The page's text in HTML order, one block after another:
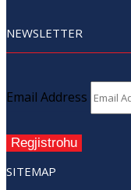
NEWSLETTER
Email Address
Regjistrohu
SITEMAP